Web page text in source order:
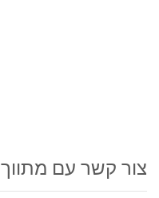
צור קשר עם מתווך